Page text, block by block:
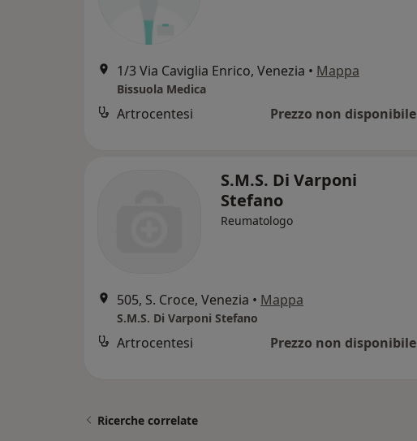
1/3 Via Caviglia Enrico, Venezia • Mappa
Bissuola Medica
Artrocentesi Prezzo non disponibile
S.M.S. Di Varponi
Stefano
Reumatologo
505, S. Croce, Venezia • Mappa
S.M.S. Di Varponi Stefano
Artrocentesi Prezzo non disponibile
Ricerche correlate